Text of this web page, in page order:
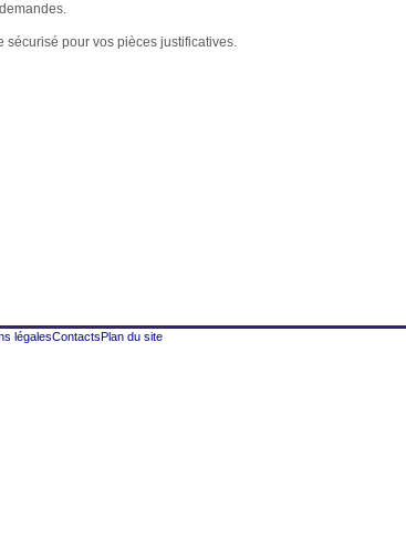
sécurisé pour vos pièces justificatives.
légalesContactsPlan du site